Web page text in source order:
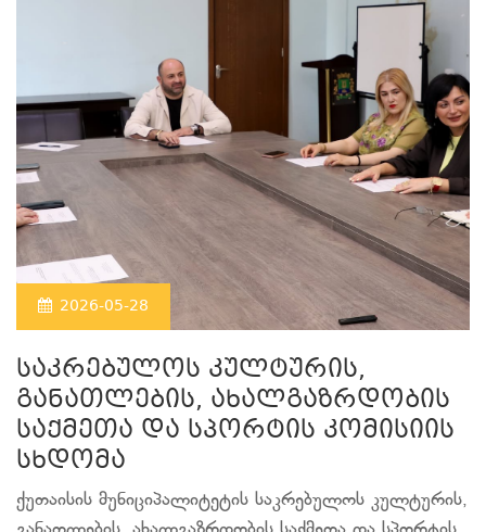
2026-05-28
საკრებულოს კულტურის,
განათლების, ახალგაზრდობის
საქმეთა და სპორტის კომისიის
სხდომა
ქუთაისის მუნიციპალიტეტის საკრებულოს კულტურის,